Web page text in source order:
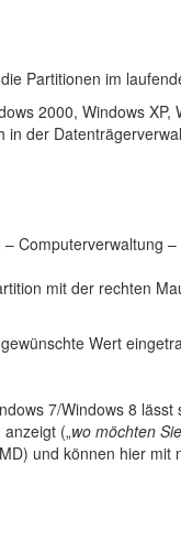
Partitionen im
2000, Windows XP,
in der
Computerverwaltung
mit der rechten
Wert
7/Windows 8 lässt
(„wo möchten
und können hier mit